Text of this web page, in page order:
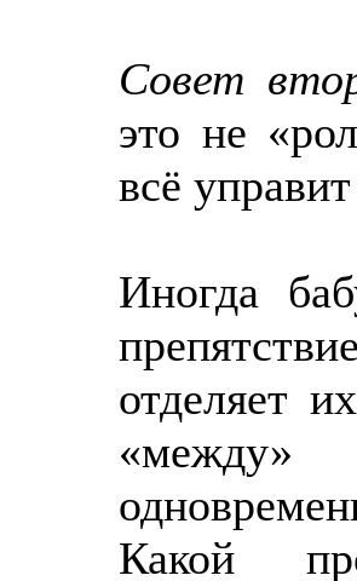
Совет
это не
всё
Иногда
отделяет
Какой